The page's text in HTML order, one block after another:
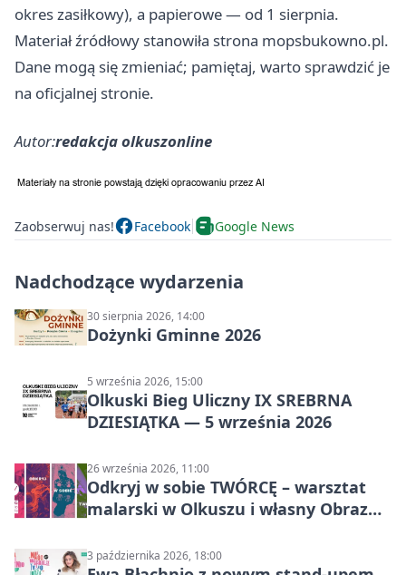
okres zasiłkowy), a papierowe — od 1 sierpnia.
Materiał źródłowy stanowiła strona mopsbukowno.pl.
Dane mogą się zmieniać; pamiętaj, warto sprawdzić je
na oficjalnej stronie.
Autor:redakcja olkuszonline
Zaobserwuj nas! Facebook Google News
Nadchodzące wydarzenia
30 sierpnia 2026, 14:00
Dożynki Gminne 2026
5 września 2026, 15:00
Olkuski Bieg Uliczny IX SREBRNA
DZIESIĄTKA — 5 września 2026
26 września 2026, 11:00
Odkryj w sobie TWÓRCĘ – warsztat
malarski w Olkuszu i własny Obraz
3 października 2026, 18:00